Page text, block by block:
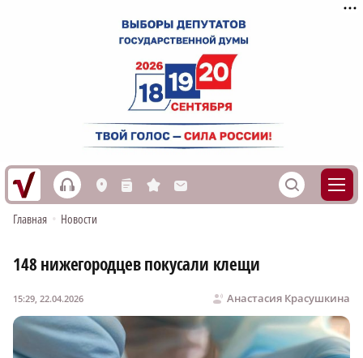
h L n s M S
Главная • Новости
148 нижегородцев покусали клещи
Анастасия Красушкина
15:29, 22.04.2026